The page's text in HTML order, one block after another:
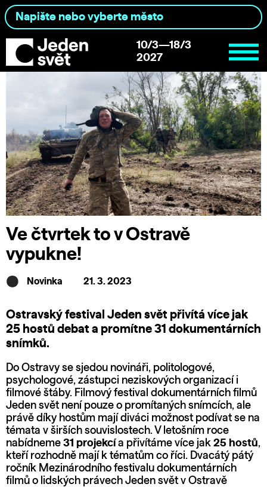
10/3—18/3
2027
Ve čtvrtek to v Ostravě
vypukne!
Novinka 21. 3. 2023
Ostravský festival Jeden svět přivítá více jak
25 hostů debat a promítne 31 dokumentárních
snímků.
Do Ostravy se sjedou novináři, politologové,
psychologové, zástupci neziskových organizací i
filmové štáby. Filmový festival dokumentárních filmů
Jeden svět není pouze o promítaných snímcích, ale
právě díky hostům mají diváci možnost podívat se na
témata v širších souvislostech. V letošním roce
nabídneme 31 projekcí a přivítáme více jak 25 hostů,
kteří rozhodně mají k tématům co říci. Dvacátý pátý
ročník Mezinárodního festivalu dokumentárních
filmů o lidských právech Jeden svět v Ostravě